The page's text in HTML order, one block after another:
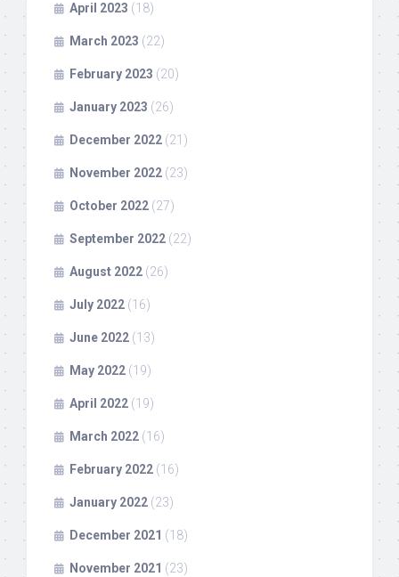
April 2023 (18)
March 2023 (22)
February 2023 (20)
January 2023 (26)
December 2022 (21)
November 2022 (23)
October 2022 (27)
September 2022 (22)
August 2022 (26)
July 2022 (16)
June 2022 (13)
May 2022 (19)
April 2022 (19)
March 2022 (16)
February 2022 (16)
January 2022 (23)
December 2021 (18)
November 2021 (23)